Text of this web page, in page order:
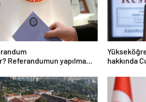
Referandumun yapılma
hakkında